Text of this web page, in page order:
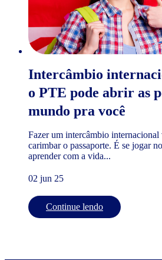
Intercâmbio
o PTE pode abrir as
mundo pra você
Fazer um intercâmbio
carimbar o passaporte. É se jogar
aprender com a vida...
02 jun 25
Continue lendo